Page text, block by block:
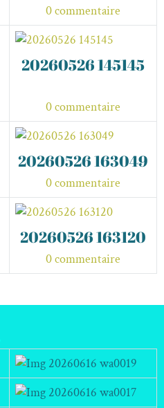
0 commentaire
20260526 145145
0 commentaire
20260526 163049
0 commentaire
20260526 163120
0 commentaire